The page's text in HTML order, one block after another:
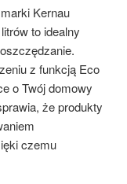
Kernau
to idealny
z funkcją Eco
o Twój domowy
że produkty
czemu